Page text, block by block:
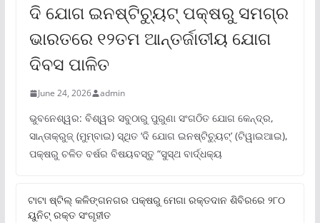
ଦି ଯୋଗ ଇନଷ୍ଟିଚ୍ୟୁଟ୍ ପକ୍ଷରୁ ସମଗ୍ର
ଭାରତରେ ୧୨ତମ ଆନ୍ତର୍ଜାତୀୟ ଯୋଗ
ଦିବସ ପାଳିତ
June 24, 2026 admin
ଭୁବନେଶ୍ୱର: ବିଶ୍ୱର ସବୁଠାରୁ ପୁରୁଣା ସଂଗଠିତ ଯୋଗ କେନ୍ଦ୍ର,
ସାନ୍ତାକ୍ରୁଜ୍ (ମୁମ୍ବାଇ) ସ୍ଥିତ ‘ଦି ଯୋଗ ଇନଷ୍ଟିଚ୍ୟୁଟ୍‌’ (ଟିୱାଇଆଇ),
ପକ୍ଷରୁ ଚଳିତ ବର୍ଷର ବିଷୟବସ୍ତୁ “ସୁସ୍ଥ ବାର୍ଦ୍ଧକ୍ୟ
ଟାଟା ଷ୍ଟିଲ୍‌ କଳିଙ୍ଗନଗର ପକ୍ଷରୁ ମେଗା ରକ୍ତଦାନ ଶିବିରରେ ୨୮୦
ୟୁନିଟ୍‌ ରକ୍ତ ସଂଗୃହୀତ